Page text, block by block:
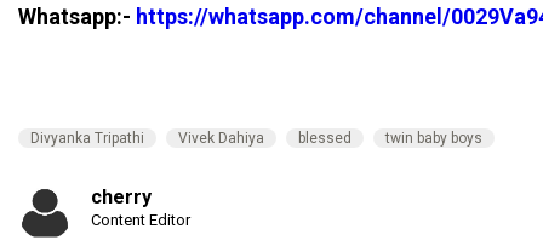
Whatsapp:- https://whatsapp.com/channel/
Divyanka Tripathi Vivek Dahiya blessed twin baby boys
cherry
Content Editor